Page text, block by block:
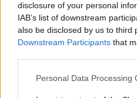
disclosure of your personal
IAB’s list of downstream
also be disclosed by us to third
Downstream Participants that
Please note that this website/
Personal Data Processing
- Vannak most olyan
esetleg bizonyos
majd minket. Ez az
viszont már nem